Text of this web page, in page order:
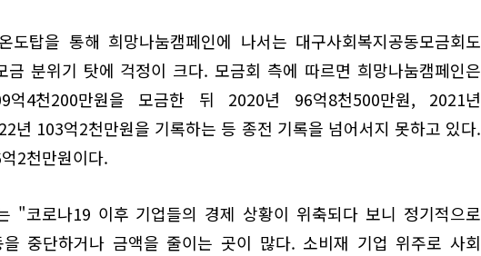
도탑을 통해 희망나눔캠페인에 나서는 대구사회복지공동모금회도
금 분위기 탓에 걱정이 크다. 모금회 측에 따르면 희망나눔캠페인은
4천200만원을 모금한 뒤 2020년 96억8천500만원, 2021년
년 103억2천만원을 기록하는 등 종전 기록을 넘어서지 못하고 있다.
2천만원이다.
"코로나19 이후 기업들의 경제 상황이 위축되다 보니 정기적으로
을 중단하거나 금액을 줄이는 곳이 많다. 소비재 기업 위주로 사회